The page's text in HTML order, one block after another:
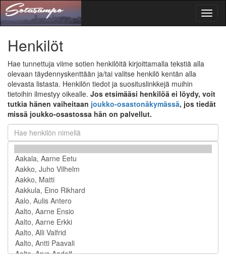
Henkilöt
Hae tunnettuja viime sotien henkilöitä kirjoittamalla tekstiä alla
olevaan täydennyskenttään ja/tai valitse henkilö kentän alla
olevasta listasta. Henkilön tiedot ja suosituslinkkejä muihin
tietoihin ilmestyy oikealle. Jos etsimääsi henkilöä ei löydy, voit
tutkia hänen vaiheitaan joukko-osastonäkymässä, jos tiedät
missä joukko-osastossa hän on palvellut.